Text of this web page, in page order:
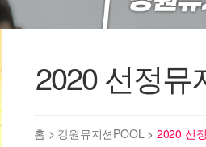
2020 선정뮤
홈 > 강원뮤지션POOL > 2020 선